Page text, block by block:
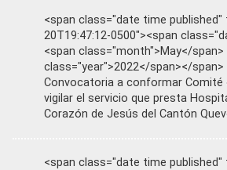
<span class="date time published"
20T19:47:12-0500"><span
<span class="month">May</span>
class="year">2022</span></span>
Convocatoria a conformar Comité
vigilar el servicio que presta
Corazón de Jesús del Cantón
<span class="date time published"